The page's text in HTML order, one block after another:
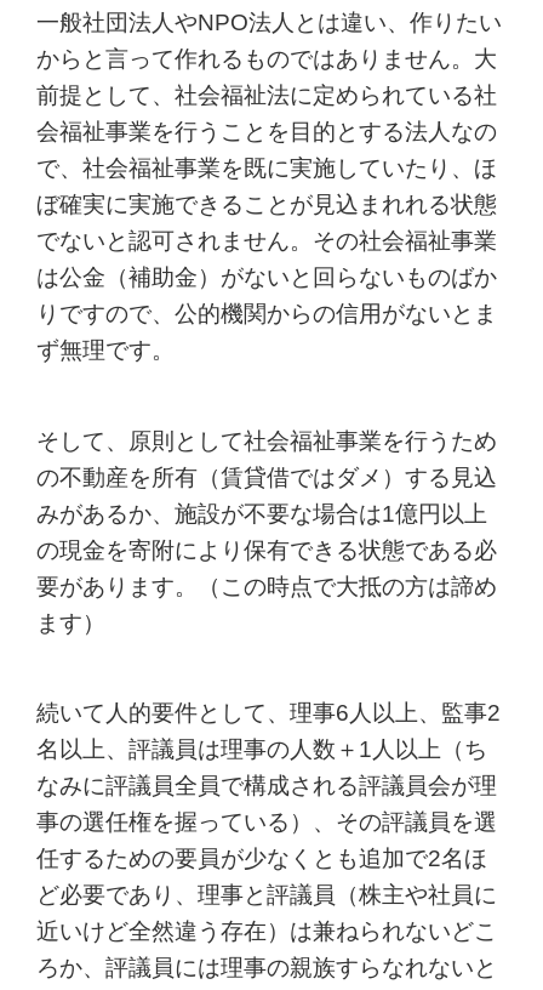
一般社団法人やNPO法人とは違い、作りたい
からと言って作れるものではありません。大
前提として、社会福祉法に定められている社
会福祉事業を行うことを目的とする法人なの
で、社会福祉事業を既に実施していたり、ほ
ぼ確実に実施できることが見込まれれる状態
でないと認可されません。その社会福祉事業
は公金（補助金）がないと回らないものばか
りですので、公的機関からの信用がないとま
ず無理です。
そして、原則として社会福祉事業を行うため
の不動産を所有（賃貸借ではダメ）する見込
みがあるか、施設が不要な場合は1億円以上
の現金を寄附により保有できる状態である必
要があります。（この時点で大抵の方は諦め
ます）
続いて人的要件として、理事6人以上、監事2
名以上、評議員は理事の人数＋1人以上（ち
なみに評議員全員で構成される評議員会が理
事の選任権を握っている）、その評議員を選
任するための要員が少なくとも追加で2名ほ
ど必要であり、理事と評議員（株主や社員に
近いけど全然違う存在）は兼ねられないどこ
ろか、評議員には理事の親族すらなれないと